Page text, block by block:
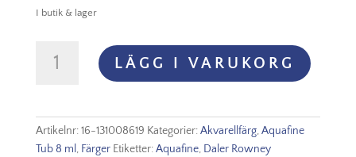
I butik & lager
Watercolour
Cadmium
LÄGG I VARUKORG
Artikelnr:16-131008619 Kategorier:Akvarellfärg,Aquafine
Tub 8 ml, Färger Etiketter:Aquafine, Daler Rowney